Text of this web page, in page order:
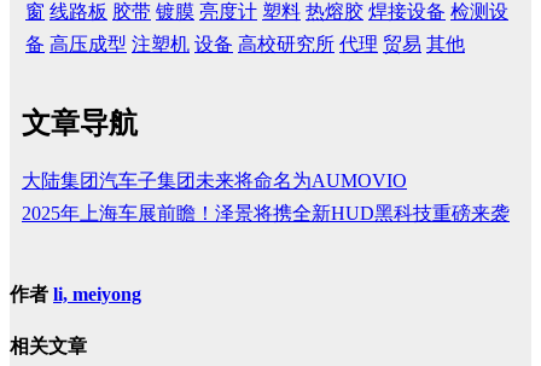
窗 线路板 胶带 镀膜 亮度计 塑料 热熔胶 焊接设备 检测设
备 高压成型 注塑机 设备 高校研究所 代理 贸易 其他
文章导航
大陆集团汽车子集团未来将命名为AUMOVIO
2025年上海车展前瞻！泽景将携全新HUD黑科技重磅来袭
作者 li, meiyong
相关文章